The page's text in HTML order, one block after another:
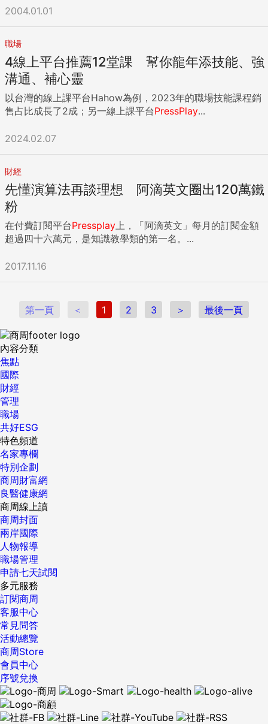
2004.01.01
職場
4線上平台推薦12堂課 幫你龍年添技能、強
溝通、補心靈
以台灣的線上課平台Hahow為例，2023年的職場技能課程銷
售占比成長了2成；另一線上課平台PressPlay...
2024.02.07
財經
先懂演算法再談理想 阿滴英文圈出120萬鐵
粉
在付費訂閱平台Pressplay 上，「阿滴英文」每月的訂閱金額
超過四十六萬元，是知識教學類的第一名。...
2017.11.16
第一頁 ＜ 1 2 3 ＞ 最後一頁
內容分類
焦點
國際
財經
管理
職場
共好ESG
特色頻道
名家專欄
特別企劃
商周財富網
良醫健康網
商周線上讀
商周封面
兩岸國際
人物報導
職場管理
申請七天試閱
多元服務
訂閱商周
客服中心
常見問答
活動總覽
商周Store
會員中心
序號兌換